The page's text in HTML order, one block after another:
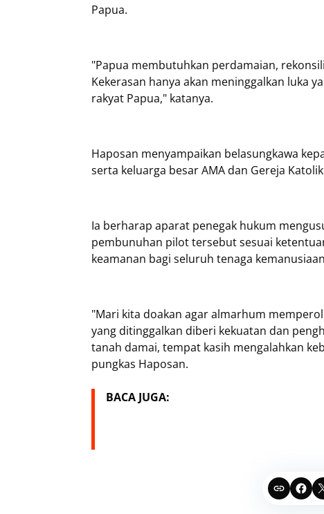
Papua.
"Papua membutuhkan perdamaian,
Kekerasan hanya akan meninggalkan luka
rakyat Papua," katanya.
Haposan menyampaikan belasungkawa
serta keluarga besar AMA dan Gereja
Ia berharap aparat penegak hukum
pembunuhan pilot tersebut sesuai
keamanan bagi seluruh tenaga
"Mari kita doakan agar almarhum
yang ditinggalkan diberi kekuatan dan
tanah damai, tempat kasih mengalahkan
pungkas Haposan.
BACA JUGA: